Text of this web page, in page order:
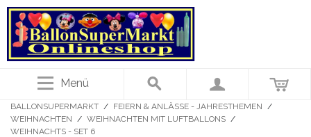
Menü
BALLONSUPERMARKT / FEIERN & ANLÄSSE - JAHRESTHEMEN /
WEIHNACHTEN / WEIHNACHTEN MIT LUFTBALLONS /
WEIHNACHTS - SET 6